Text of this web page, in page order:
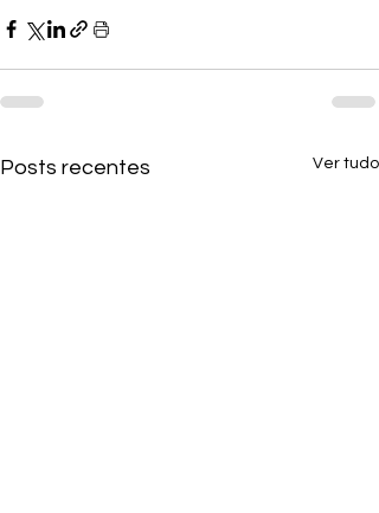
Posts recentes Ver tudo